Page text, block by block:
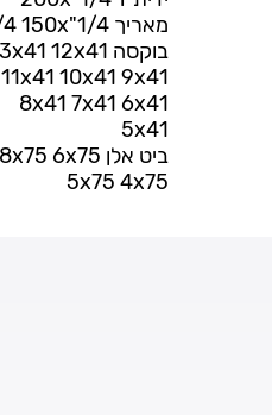
מאריך 100x"1/4 150x"1/4
בוקסה 14x41 13x41 12x41
11x41 10x41 9x41
8x41 7x41 6x41
5x41
ביט אלן 10x75 8x75 6x75
5x75 4x75